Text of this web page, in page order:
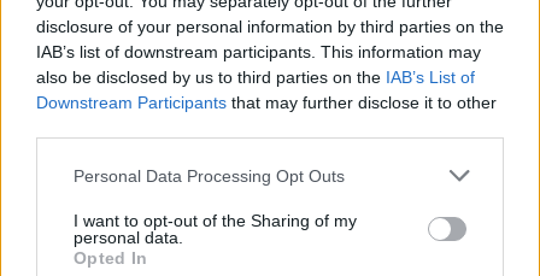
disclosure of your personal information by third parties on the
IAB’s list of downstream participants. This information may
also be disclosed by us to third parties on the IAB’s List of
Downstream Participants that may further disclose it to other
Personal Data Processing Opt Outs
I want to opt-out of the Sharing of my
personal data.
Opted In